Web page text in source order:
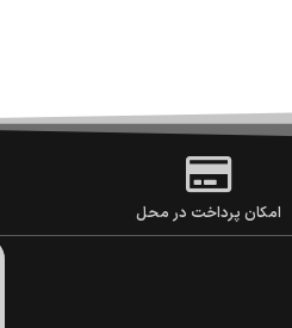
امکان پرداخت در محل